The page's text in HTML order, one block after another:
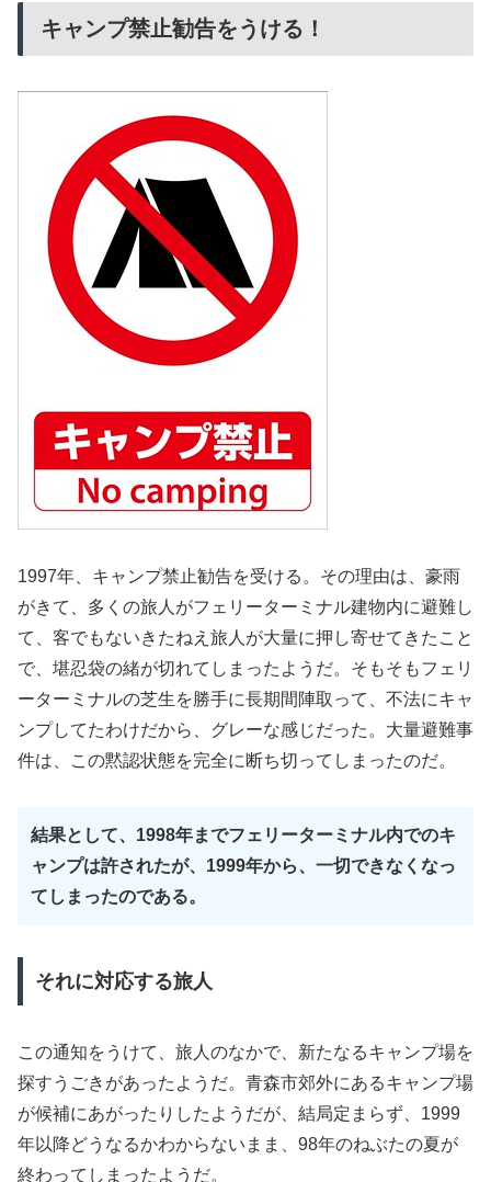
キャンプ禁止勧告をうける！
1997年、キャンプ禁止勧告を受ける。その理由は、豪雨
がきて、多くの旅人がフェリーターミナル建物内に避難し
て、客でもないきたねえ旅人が大量に押し寄せてきたこと
で、堪忍袋の緒が切れてしまったようだ。そもそもフェリ
ーターミナルの芝生を勝手に長期間陣取って、不法にキャ
ンプしてたわけだから、グレーな感じだった。大量避難事
件は、この黙認状態を完全に断ち切ってしまったのだ。
結果として、1998年までフェリーターミナル内でのキ
ャンプは許されたが、1999年から、一切できなくなっ
てしまったのである。
それに対応する旅人
この通知をうけて、旅人のなかで、新たなるキャンプ場を
探すうごきがあったようだ。青森市郊外にあるキャンプ場
が候補にあがったりしたようだが、結局定まらず、1999
年以降どうなるかわからないまま、98年のねぶたの夏が
終わってしまったようだ。